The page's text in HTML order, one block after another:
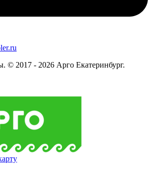
© 2017 - 2026 Арго Екатеринбург.